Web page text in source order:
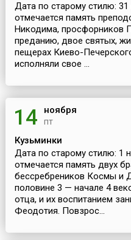
Дата по старому стилю: 31
отмечается память
Никодима, просфорников
преданию, двое святых,
пещерах Киево-
исполняли свое ...
14 ноября
пт
Кузьминки
Дата по старому стилю: 1
отмечается память двух
бессребреников Космы и
половине 3 — начале 4
отца, и их воспитанием
Феодотия. Повзрос...